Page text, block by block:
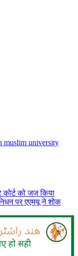
muslim university
कोर्ट को जज किया
पर एएमयू ने शोक